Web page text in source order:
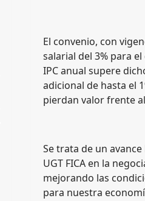
El convenio, con
salarial del 3% para
IPC anual supere
adicional de hasta el
pierdan valor frente
Se trata de un
UGT FICA en la
mejorando las
para nuestra